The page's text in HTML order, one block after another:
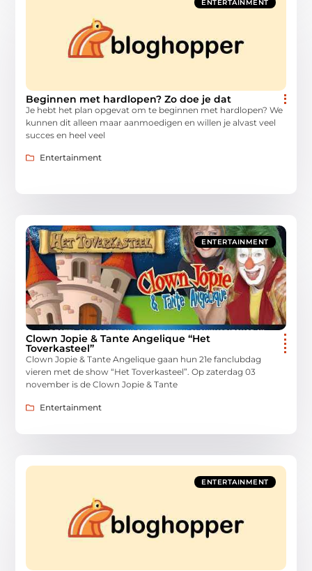
ENTERTAINMENT
Beginnen met hardlopen? Zo doe je dat
Je hebt het plan opgevat om te beginnen met hardlopen? We
kunnen dit alleen maar aanmoedigen en willen je alvast veel
succes en heel veel
Entertainment
ENTERTAINMENT
Clown Jopie & Tante Angelique “Het
Toverkasteel”
Clown Jopie & Tante Angelique gaan hun 21e fanclubdag
vieren met de show “Het Toverkasteel”. Op zaterdag 03
november is de Clown Jopie & Tante
Entertainment
ENTERTAINMENT